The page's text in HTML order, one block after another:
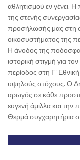
αθλητισμού εν γένει.
της στενής
προσήλωσής μας στη
οικοσυστήματος της
Η άνοδος της
ιστορική στιγμή για
περίοδος στη Γ’ Εθνική
υψηλούς στόχους. Ο
αρωγός σε κάθε
ευγενή άμιλλα και την
Θερμά συγχαρητήρια